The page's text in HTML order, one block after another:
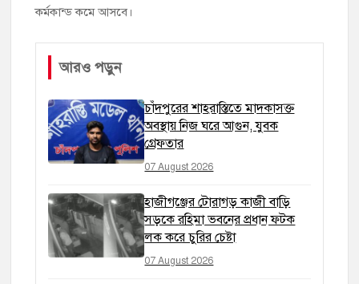
কর্মকান্ড কমে আসবে।
আরও পড়ুন
চাঁদপুরের শাহরাস্তিতে মাদকাসক্ত
অবস্থায় নিজ ঘরে আগুন, যুবক
গ্রেফতার
07 August 2026
হাজীগঞ্জের টোরাগড় কাজী বাড়ি
সড়কে রহিমা ভবনের প্রধান ফটক
লক করে চুরির চেষ্টা
07 August 2026